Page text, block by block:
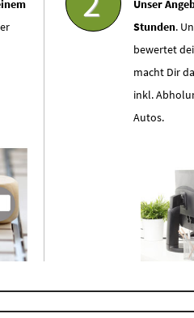
Unser
Stunden.
bewertet
macht Dir
inkl.
Autos.